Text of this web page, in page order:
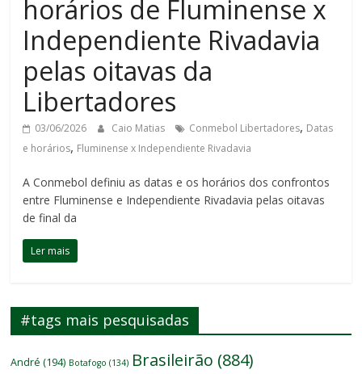
horários de Fluminense x
Independiente Rivadavia
pelas oitavas da
Libertadores
03/06/2026 Caio Matias Conmebol Libertadores, Datas
e horários, Fluminense x Independiente Rivadavia
A Conmebol definiu as datas e os horários dos confrontos
entre Fluminense e Independiente Rivadavia pelas oitavas
de final da
Ler mais
#tags mais pesquisadas
André (194) Botafogo (134) Brasileirão (884)